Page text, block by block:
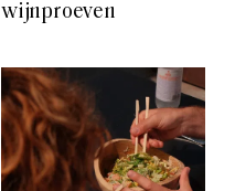
wijnproeven